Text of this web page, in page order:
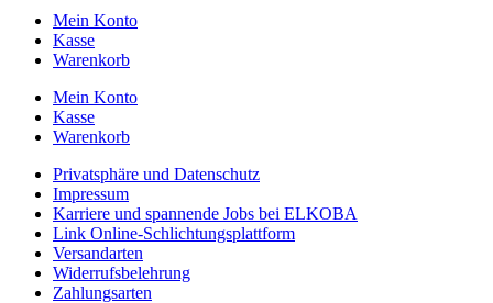
Mein Konto
Kasse
Warenkorb
Mein Konto
Kasse
Warenkorb
Privatsphäre und Datenschutz
Impressum
Karriere und spannende Jobs bei ELKOBA
Link Online-Schlichtungsplattform
Versandarten
Widerrufsbelehrung
Zahlungsarten